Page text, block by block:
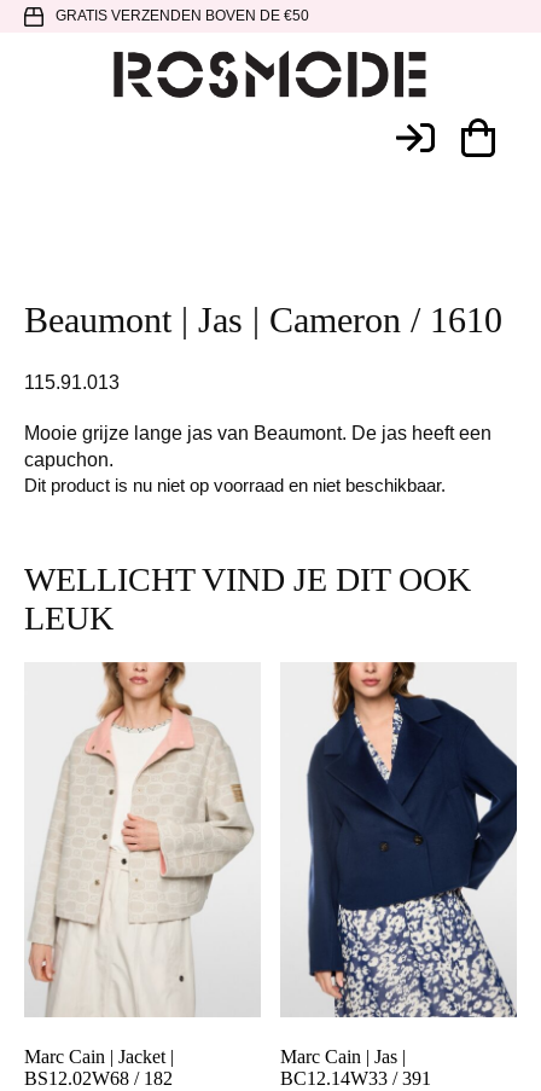
Spring
hoofdnavigatie
Door
SpringGRATIS VERZENDEN BOVEN DE €50
Beaumont | Jas | Cameron / 1610
115.91.013
Mooie grijze lange jas van Beaumont. De jas heeft een
capuchon.
Dit product is nu niet op voorraad en niet beschikbaar.
WELLICHT VIND JE DIT OOK
LEUK
Marc Cain | Jacket |
BS12.02W68 / 182
Marc Cain | Jas |
BC12.14W33 / 391